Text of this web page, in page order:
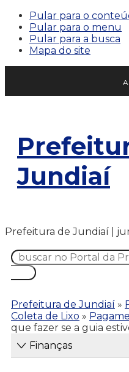
Pular para o
Pular para o menu
Pular para a busca
Mapa do site
Jundiaí
Prefeitura de Jundiaí |
Prefeitura de Jundiaí »
Coleta de Lixo »
que fazer se a guia
Finanças